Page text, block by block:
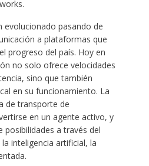
evolucionado pasando de
a plataformas que
progreso del país. Hoy en
no solo ofrece velocidades
sino que también
en su funcionamiento. La
de transporte de
en un agente activo, y
posibilidades a través del
inteligencia artificial, la